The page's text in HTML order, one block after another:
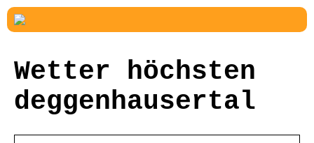
Wetter höchsten
deggenhausertal